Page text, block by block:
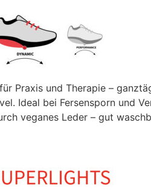
Praxis und Therapie –
Ideal bei Fersensporn und
veganes Leder – gut